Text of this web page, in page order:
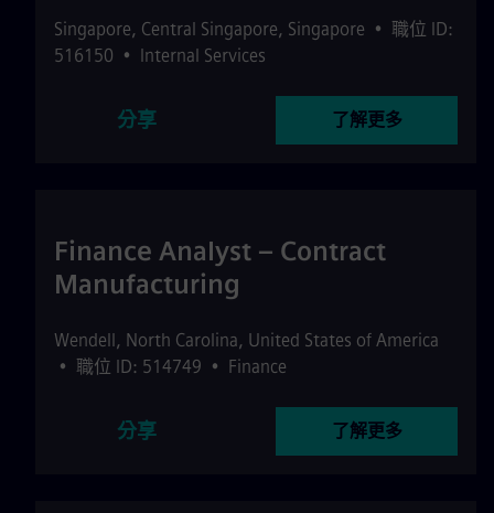
Singapore, Central Singapore, Singapore • 職位 ID:
516150 • Internal Services
分享 了解更多
Finance Analyst – Contract
Manufacturing
Wendell, North Carolina, United States of America
• 職位 ID: 514749 • Finance
分享 了解更多